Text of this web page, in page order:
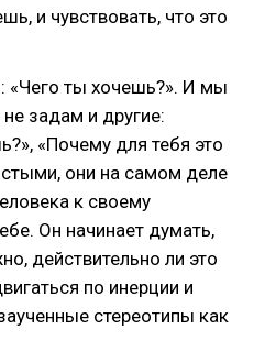
и чувствовать, что это
«Чего ты хочешь?». И мы
задам и другие:
«Почему для тебя это
они на самом деле
к своему
Он начинает думать,
действительно ли это
по инерции и
стереотипы как